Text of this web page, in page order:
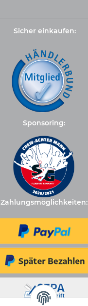
Sicher einkaufen:
Sponsoring:
Zahlungsmöglichkeiten: